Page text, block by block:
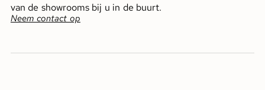
van de showrooms bij u in de buurt.
Neem contact op